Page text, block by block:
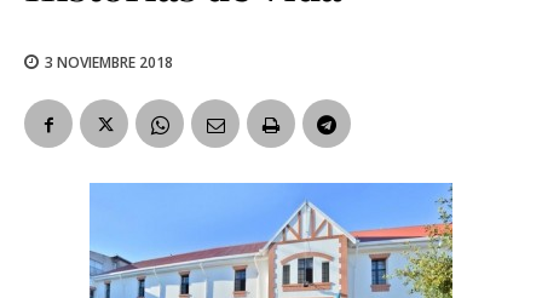
3 NOVIEMBRE 2018